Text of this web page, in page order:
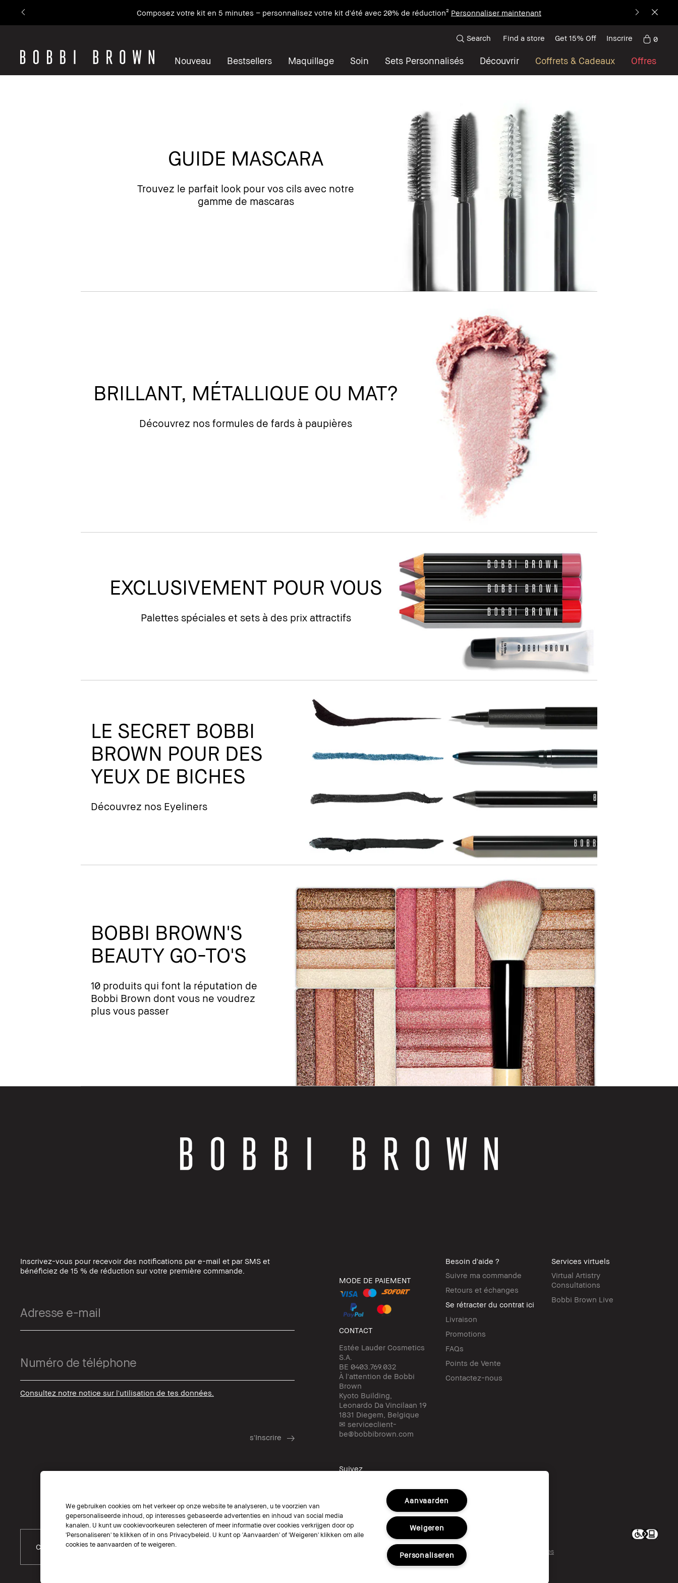
Composez votre kit en 5 minutes – personnalisez votre kit d'été avec 20% de réduction² Personnaliser maintenant
Nouveau Bestsellers Maquillage Soin Sets Personnalisés Découvrir Coffrets & Cadeaux Offres
Search Find a store Get 15% Off Inscrire 0
GUIDE MASCARA
Trouvez le parfait look pour vos cils avec notre
gamme de mascaras
BRILLANT, MÉTALLIQUE OU MAT?
Découvrez nos formules de fards à paupières
EXCLUSIVEMENT POUR VOUS
Palettes spéciales et sets à des prix attractifs
LE SECRET BOBBI
BROWN POUR DES
YEUX DE BICHES
Découvrez nos Eyeliners
BOBBI BROWN'S
BEAUTY GO-TO'S
10 produits qui font la réputation de
Bobbi Brown dont vous ne voudrez
plus vous passer
Inscrivez-vous pour recevoir des notifications par e-mail et par SMS et
bénéficiez de 15 % de réduction sur votre première commande.
Consultez notre notice sur l'utilisation de tes données.
MODE DE PAIEMENT
CONTACT
Estée Lauder Cosmetics
S.A.
BE 0403.769.032
À l'attention de Bobbi
Brown
Kyoto Building,
Leonardo Da Vincilaan 19
1831 Diegem, Belgique
✉ serviceclient-
be@bobbibrown.com
Besoin d'aide ?
Suivre ma commande
Retours et échanges
Se rétracter du contrat ici
Livraison
Promotions
FAQs
Points de Vente
Contactez-nous
Services virtuels
Virtual Artistry
Consultations
Bobbi Brown Live
Suivez
Choisissez Un Pays
© Bobbi Brown Professional Cosmetics, Inc. All worldwide rights reserved.
Conditions générales
Ne pas vendre ou partager mes informations personnelles / publicités ciblées
Limiter l'utilisation de mes informations personnelles sensibles
We gebruiken cookies om het verkeer op onze website te analyseren, u te voorzien van
gepersonaliseerde inhoud, op interesses gebaseerde advertenties en inhoud van social media
kanalen. U kunt uw cookievoorkeuren selecteren of meer informatie over cookies verkrijgen door op
'Personaliseren' te klikken of in ons Privacybeleid. U kunt op 'Aanvaarden' of 'Weigeren' klikken om alle
cookies te aanvaarden of te weigeren.
Aanvaarden
Weigeren
Personaliseren